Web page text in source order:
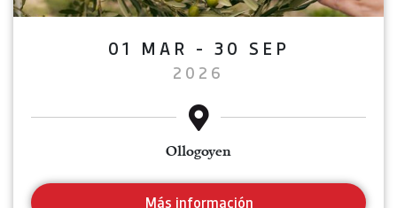
01 MAR - 30 SEP
2026
Ollogoyen
Más información